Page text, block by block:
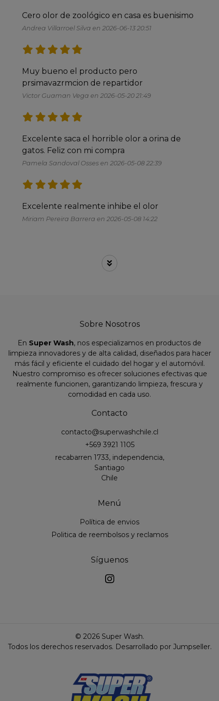
Cero olor de zoológico en casa es buenisimo
Andrea Villarroel Silva en 2026-06-13 20:51
Muy bueno el producto pero
prsimavazrmcion de repartidor
Victor Guaman Vega en 2026-05-20 21:49
Excelente saca el horrible olor a orina de
gatos. Feliz con mi compra
Pamela Sandoval Osses en 2026-05-08 22:39
Excelente realmente inhibe el olor
Miriam Pereira Barrera en 2026-05-08 14:22
Sobre Nosotros
En Super Wash, nos especializamos en productos de
limpieza innovadores y de alta calidad, diseñados para hacer
más fácil y eficiente el cuidado del hogar y el automóvil.
Nuestro compromiso es ofrecer soluciones efectivas que
realmente funcionen, garantizando limpieza, frescura y
comodidad en cada uso.
Contacto
contacto@superwashchile.cl
+569 3921 1105
recabarren 1733, independencia,
Santiago
Chile
Menú
Política de envios
Politica de reembolsos y reclamos
Síguenos
© 2026 Super Wash.
Todos los derechos reservados. Desarrollado por Jumpseller.